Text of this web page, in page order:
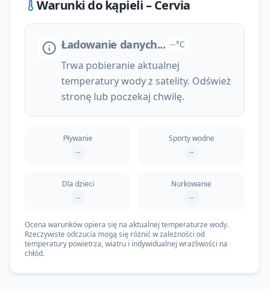
Warunki do kąpieli –Cervia
Ładowanie danych... --°C
Trwa pobieranie aktualnej
temperatury wody z satelity. Odśwież
stronę lub poczekaj chwilę.
Pływanie
--
Sporty wodne
--
Dla dzieci
--
Nurkowanie
--
Ocena warunków opiera się na aktualnej temperaturze wody.
Rzeczywiste odczucia mogą się różnić w zależności od
temperatury powietrza, wiatru i indywidualnej wrażliwości na
chłód.